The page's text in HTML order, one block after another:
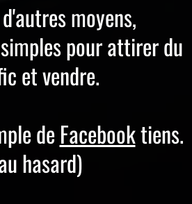
moyens,
pour attirer du
et vendre.
de Facebooktiens.
hasard)